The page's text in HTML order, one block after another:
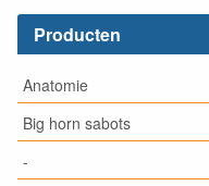
Producten
Anatomie
Big horn sabots
-